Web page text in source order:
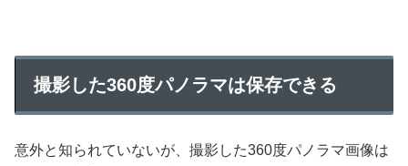
撮影した360度パノラマは保存できる
意外と知られていないが、撮影した360度パノラマ画像は